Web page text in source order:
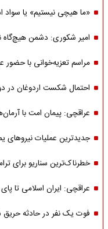
«ما هیچی نیستیم» یا سواد
امیر شکوری: دشمن هیچ‌گاه
مراسم تعزیه‌خوانی با
احتمال شکست اردوغان در
عراقچی: پیمان امت با
جدیدترین عملیات نیروهای
خطرناک‌ترین سناریو برای
عراقچی: ایران اسلامی تا
فوت یک نفر در حادثه حریق